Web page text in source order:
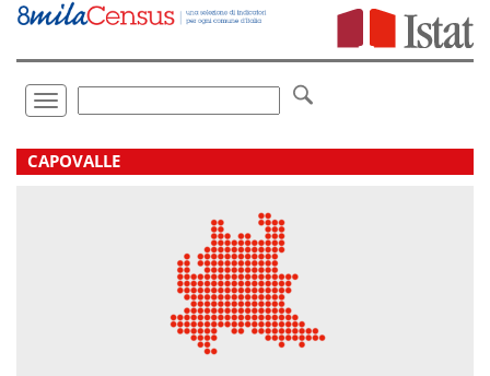
Vai
direttamente
Toggle
navigation
.
CAPOVALLE